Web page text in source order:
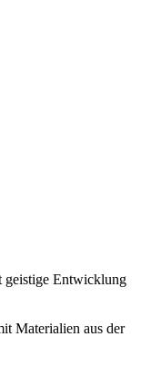
geistige Entwicklung
Materialien aus der